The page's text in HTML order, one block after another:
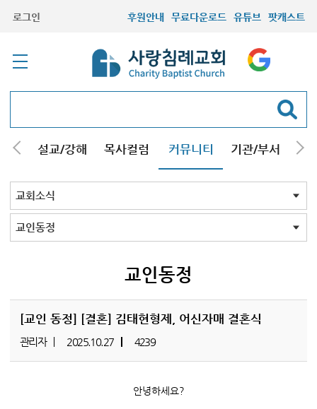
로그인 후원안내 무료다운로드 유튜브 팟캐스트
내 설교/강해 목사컬럼 커뮤니티 기관/부서 선
최근등록자료
자유게시판
교회소식
성도컬럼
새가족사진
새가족가이드
포토앨범
찬양쉼터
신앙도서
성경읽기퀴즈
기도부탁
교회소식 전체
공지
교인동정
교인동정
[교인 동정] [결혼] 김태현형제, 어신자매 결혼식
관리자 2025.10.27 4239
안녕하세요?